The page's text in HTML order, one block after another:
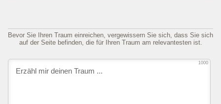
Bevor Sie Ihren Traum einreichen, vergewissern Sie sich, dass Sie sich
auf der Seite befinden, die für Ihren Traum am relevantesten ist.
1000